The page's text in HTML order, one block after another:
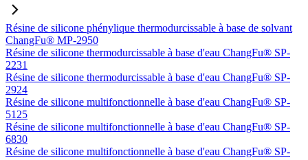
Résine de silicone phénylique thermodurcissable à base de solvant
ChangFu® MP-2950
Résine de silicone thermodurcissable à base d'eau ChangFu® SP-
2231
Résine de silicone thermodurcissable à base d'eau ChangFu® SP-
2924
Résine de silicone multifonctionnelle à base d'eau ChangFu® SP-
5125
Résine de silicone multifonctionnelle à base d'eau ChangFu® SP-
6830
Résine de silicone multifonctionnelle à base d'eau ChangFu® SP-